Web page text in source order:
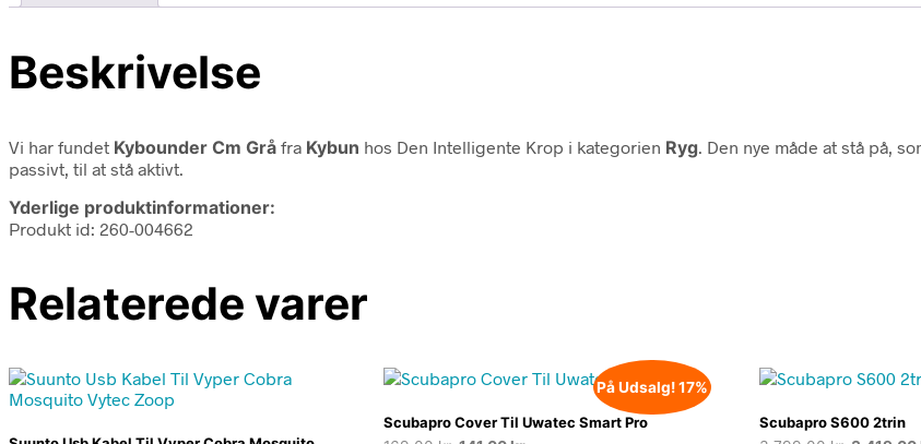
Beskrivelse
Vi har fundet Kybounder Cm Grå fra Kybun hos Den Intelligente Krop i kategorien Ryg. Den nye måde at stå på,
passivt, til at stå aktivt.
Yderlige produktinformationer:
Produkt id: 260-004662
Relaterede varer
På Udsalg! 17%
Scubapro Cover Til Uwatec Smart Pro
Scubapro S600 2trin